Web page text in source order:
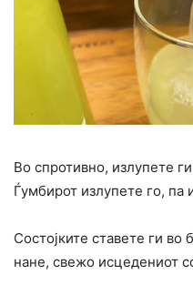
Во спротивно, излупете
Ѓумбирот излупете го, па
Состојките ставете ги во
нане, свежо исцедениот